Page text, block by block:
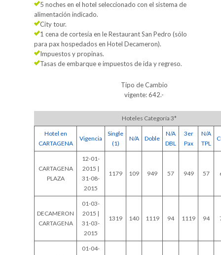
5 noches en el hotel seleccionado con el sistema de
alimentación indicado.
City tour.
1 cena de cortesía en le Restaurant San Pedro (sólo
para pax hospedados en Hotel Decameron).
Impuestos y propinas.
Tasas de embarque e impuestos de ida y regreso.
Tipo de Cambio
vigente: 642.-
Hoteles Categoría 3*
Hotel en
CARTAGENA
Vigencia
Single
(1)
N/A Doble
N/A
DBL
3er
Pax
N/A
TPL
CARTAGENA
PLAZA
12-01-
2015 |
31-08-
2015
1179 109 949 57 949 57
DECAMERON
CARTAGENA
01-03-
2015 |
31-03-
2015
1319 140 1119 94 1119 94
01-04-